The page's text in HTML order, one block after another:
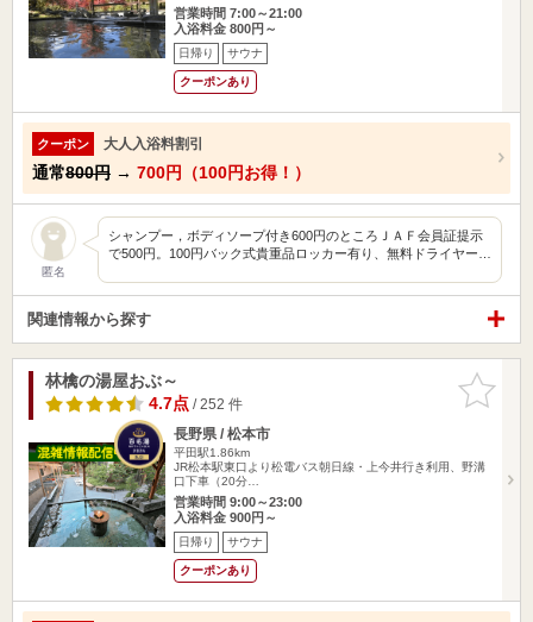
営業時間 7:00～21:00
入浴料金 800円～
日帰り サウナ
クーポンあり
クーポン 大人入浴料割引
通常800円 → 700円（100円お得！）
匿名
シャンプー，ボディソープ付き600円のところＪＡＦ会員証提示
で500円。100円バック式貴重品ロッカー有り、無料ドライヤー…
関連情報から探す
お気に入
りに追加
林檎の湯屋おぶ～
4.7点/ 252 件
長野県 / 松本市
平田駅1.86km
JR松本駅東口より松電バス朝日線・上今井行き利用、野溝
口下車（20分…
営業時間 9:00～23:00
入浴料金 900円～
日帰り サウナ
クーポンあり